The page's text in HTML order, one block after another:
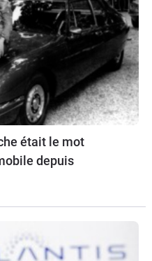
était le mot
depuis